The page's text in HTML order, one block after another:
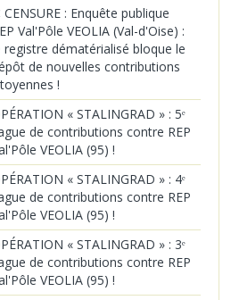
CENSURE : Enquête publique
Val'Pôle VEOLIA (Val-d'Oise) :
registre dématérialisé bloque le
de nouvelles contributions
!
« STALINGRAD » : 5ᵉ
de contributions contre REP
VEOLIA (95) !
« STALINGRAD » : 4ᵉ
de contributions contre REP
VEOLIA (95) !
« STALINGRAD » : 3ᵉ
de contributions contre REP
VEOLIA (95) !